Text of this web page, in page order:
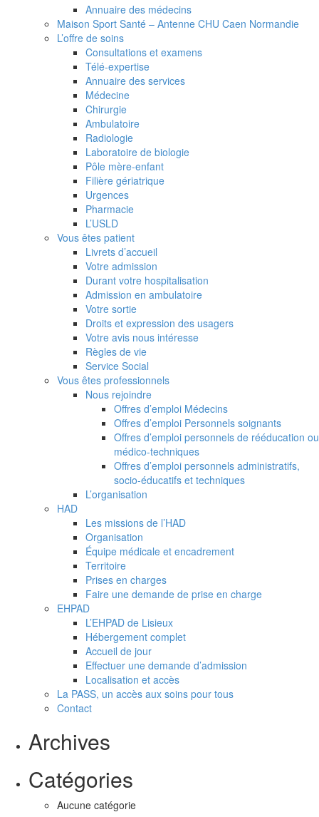
Annuaire des médecins
Maison Sport Santé – Antenne CHU Caen Normandie
L’offre de soins
Consultations et examens
Télé-expertise
Annuaire des services
Médecine
Chirurgie
Ambulatoire
Radiologie
Laboratoire de biologie
Pôle mère-enfant
Filière gériatrique
Urgences
Pharmacie
L’USLD
Vous êtes patient
Livrets d’accueil
Votre admission
Durant votre hospitalisation
Admission en ambulatoire
Votre sortie
Droits et expression des usagers
Votre avis nous intéresse
Règles de vie
Service Social
Vous êtes professionnels
Nous rejoindre
Offres d’emploi Médecins
Offres d’emploi Personnels soignants
Offres d’emploi personnels de rééducation ou
médico-techniques
Offres d’emploi personnels administratifs,
socio-éducatifs et techniques
L’organisation
HAD
Les missions de l’HAD
Organisation
Équipe médicale et encadrement
Territoire
Prises en charges
Faire une demande de prise en charge
EHPAD
L’EHPAD de Lisieux
Hébergement complet
Accueil de jour
Effectuer une demande d’admission
Localisation et accès
La PASS, un accès aux soins pour tous
Contact
Archives
Catégories
Aucune catégorie